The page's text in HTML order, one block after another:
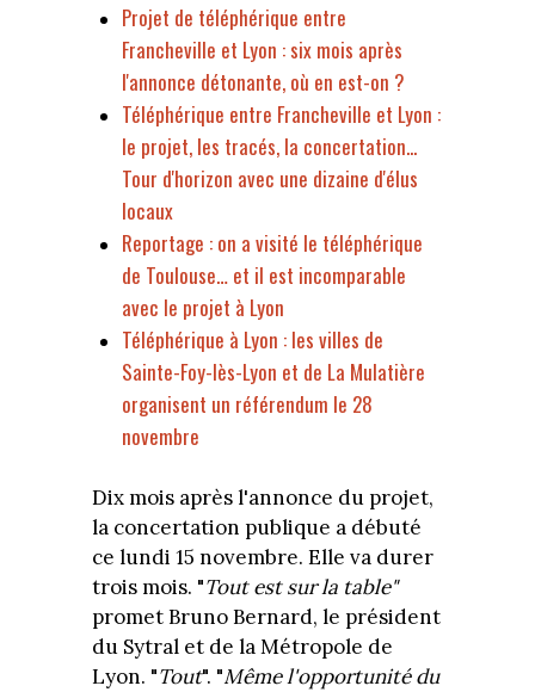
Projet de téléphérique entre
Francheville et Lyon : six mois après
l'annonce détonante, où en est-on ?
Téléphérique entre Francheville et Lyon :
le projet, les tracés, la concertation...
Tour d'horizon avec une dizaine d'élus
locaux
Reportage : on a visité le téléphérique
de Toulouse… et il est incomparable
avec le projet à Lyon
Téléphérique à Lyon : les villes de
Sainte-Foy-lès-Lyon et de La Mulatière
organisent un référendum le 28
novembre
Dix mois après l'annonce du projet,
la concertation publique a débuté
ce lundi 15 novembre. Elle va durer
trois mois. "Tout est sur la table"
promet Bruno Bernard, le président
du Sytral et de la Métropole de
Lyon. "Tout". "Même l'opportunité du